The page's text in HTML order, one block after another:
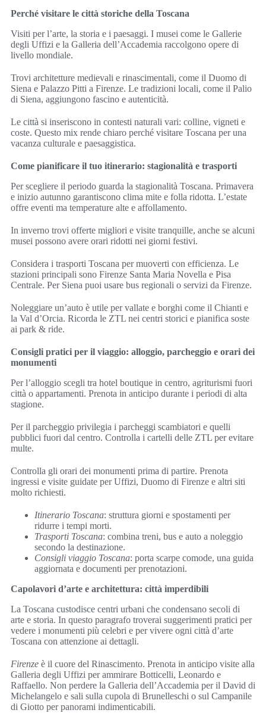
Perché visitare le città storiche della Toscana
Visiti per l’arte, la storia e i paesaggi. I musei come le Gallerie
degli Uffizi e la Galleria dell’Accademia raccolgono opere di
livello mondiale.
Trovi architetture medievali e rinascimentali, come il Duomo di
Siena e Palazzo Pitti a Firenze. Le tradizioni locali, come il Palio
di Siena, aggiungono fascino e autenticità.
Le città si inseriscono in contesti naturali vari: colline, vigneti e
coste. Questo mix rende chiaro perché visitare Toscana per una
vacanza culturale e paesaggistica.
Come pianificare il tuo itinerario: stagionalità e trasporti
Per scegliere il periodo guarda la stagionalità Toscana. Primavera
e inizio autunno garantiscono clima mite e folla ridotta. L’estate
offre eventi ma temperature alte e affollamento.
In inverno trovi offerte migliori e visite tranquille, anche se alcuni
musei possono avere orari ridotti nei giorni festivi.
Considera i trasporti Toscana per muoverti con efficienza. Le
stazioni principali sono Firenze Santa Maria Novella e Pisa
Centrale. Per Siena puoi usare bus regionali o servizi da Firenze.
Noleggiare un’auto è utile per vallate e borghi come il Chianti e
la Val d’Orcia. Ricorda le ZTL nei centri storici e pianifica soste
ai park & ride.
Consigli pratici per il viaggio: alloggio, parcheggio e orari dei
monumenti
Per l’alloggio scegli tra hotel boutique in centro, agriturismi fuori
città o appartamenti. Prenota in anticipo durante i periodi di alta
stagione.
Per il parcheggio privilegia i parcheggi scambiatori e quelli
pubblici fuori dal centro. Controlla i cartelli delle ZTL per evitare
multe.
Controlla gli orari dei monumenti prima di partire. Prenota
ingressi e visite guidate per Uffizi, Duomo di Firenze e altri siti
molto richiesti.
Itinerario Toscana: struttura giorni e spostamenti per
ridurre i tempi morti.
Trasporti Toscana: combina treni, bus e auto a noleggio
secondo la destinazione.
Consigli viaggio Toscana: porta scarpe comode, una guida
aggiornata e documenti per prenotazioni.
Capolavori d’arte e architettura: città imperdibili
La Toscana custodisce centri urbani che condensano secoli di
arte e storia. In questo paragrafo troverai suggerimenti pratici per
vedere i monumenti più celebri e per vivere ogni città d’arte
Toscana con attenzione ai dettagli.
Firenze è il cuore del Rinascimento. Prenota in anticipo visite alla
Galleria degli Uffizi per ammirare Botticelli, Leonardo e
Raffaello. Non perdere la Galleria dell’Accademia per il David di
Michelangelo e sali sulla cupola di Brunelleschi o sul Campanile
di Giotto per panorami indimenticabili.